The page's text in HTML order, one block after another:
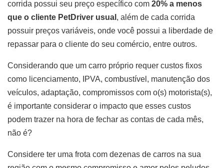
corrida possui seu preço específico com 20% a menos
que o cliente PetDriver usual , além de cada corrida
possuir preços variáveis, onde você possui a liberdade de
repassar para o cliente do seu comércio, entre outros.
Considerando que um carro próprio requer custos fixos
como licenciamento, IPVA, combustível, manutenção dos
veículos, adaptação, compromissos com o(s) motorista(s),
é importante considerar o impacto que esses custos
podem trazer na hora de fechar as contas de cada mês,
não é?
Considere ter uma frota com dezenas de carros na sua